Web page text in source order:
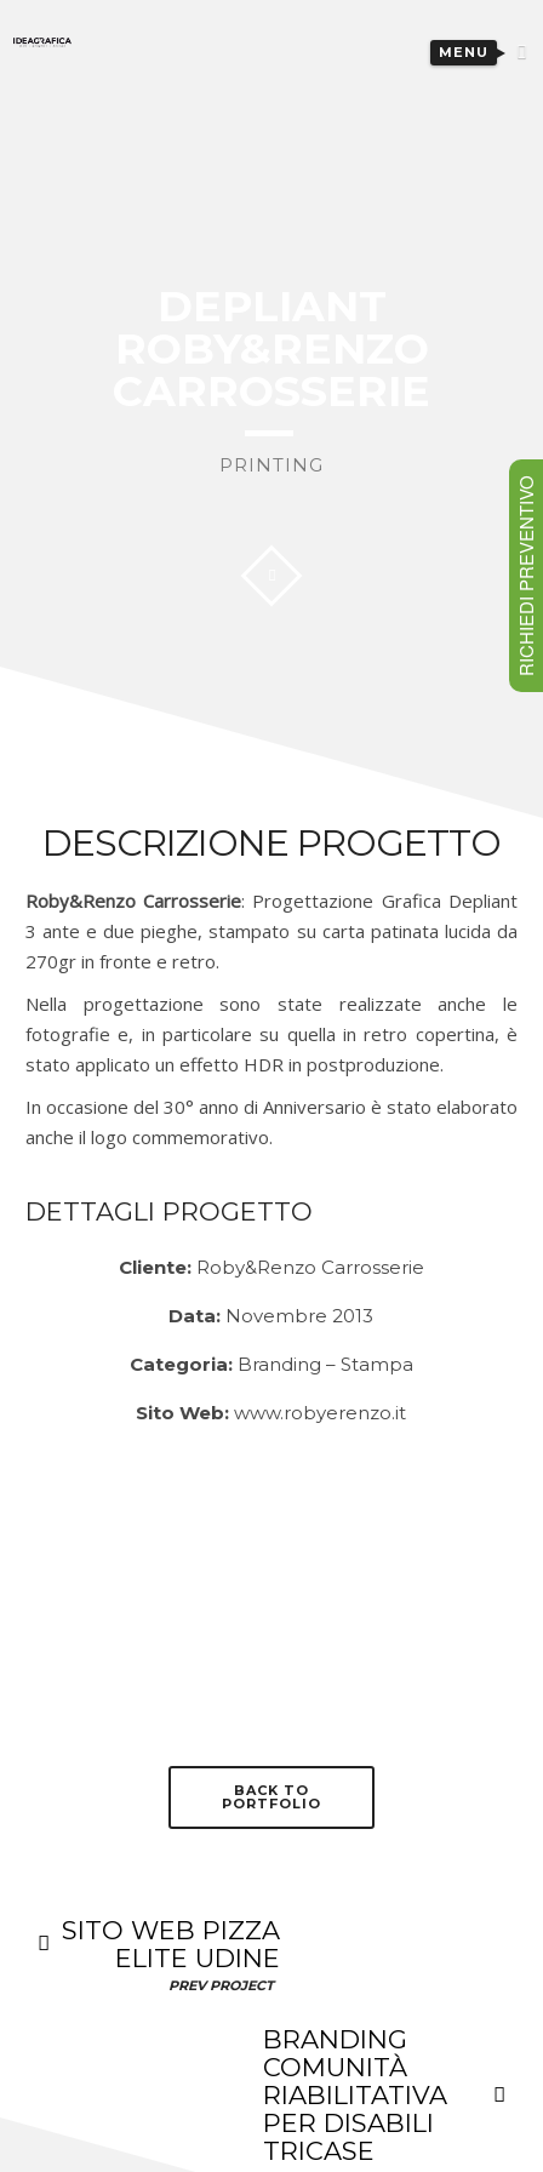
MENU
PRINTING
DESCRIZIONE PROGETTO
Roby&Renzo Carrosserie: Progettazione Grafica Depliant
3 ante e due pieghe, stampato su carta patinata lucida da
270gr in fronte e retro.
Nella progettazione sono state realizzate anche le
fotografie e, in particolare su quella in retro copertina, è
stato applicato un effetto HDR in postproduzione.
In occasione del 30° anno di Anniversario è stato elaborato
anche il logo commemorativo.
DETTAGLI PROGETTO
Cliente:Roby&Renzo Carrosserie
Data: Novembre 2013
Categoria:Branding – Stampa
Sito Web: www.robyerenzo.it
BACK TO
PORTFOLIO
SITO WEB PIZZA
ELITE UDINE
PREV PROJECT
BRANDING
COMUNITÀ
RIABILITATIVA
PER DISABILI
TRICASE
RICHIEDI PREVENTIVO